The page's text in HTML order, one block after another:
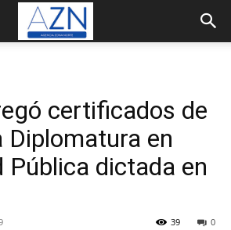
certificados de
Diplomatura en
Pública dictada en
0
39